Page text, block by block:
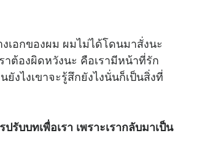
เอกของผม ผมไม่ได้โดนมาสั่งนะ
าต้องผิดหวังนะ คือเรามีหน้าที่รัก
งไงเขาจะรู้สึกยังไงนั่นก็เป็นสิ่งที่
บบทเพื่อเรา เพราะเรากลับมาเป็น